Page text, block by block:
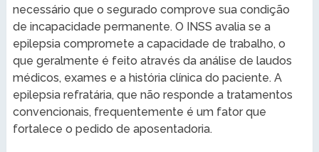
necessário que o segurado comprove sua condição
de incapacidade permanente. O INSS avalia se a
epilepsia compromete a capacidade de trabalho, o
que geralmente é feito através da análise de laudos
médicos, exames e a história clínica do paciente. A
epilepsia refratária, que não responde a tratamentos
convencionais, frequentemente é um fator que
fortalece o pedido de aposentadoria.